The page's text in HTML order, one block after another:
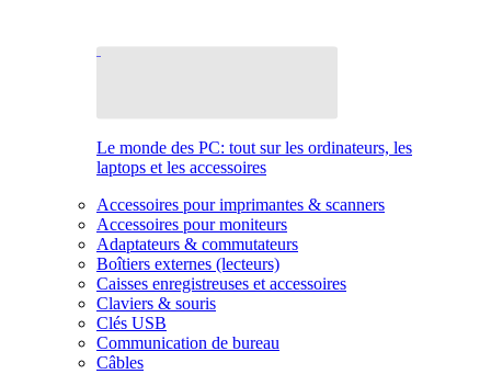
Le monde des PC: tout sur les ordinateurs, les
laptops et les accessoires
Accessoires pour imprimantes & scanners
Accessoires pour moniteurs
Adaptateurs & commutateurs
Boîtiers externes (lecteurs)
Caisses enregistreuses et accessoires
Claviers & souris
Clés USB
Communication de bureau
Câbles